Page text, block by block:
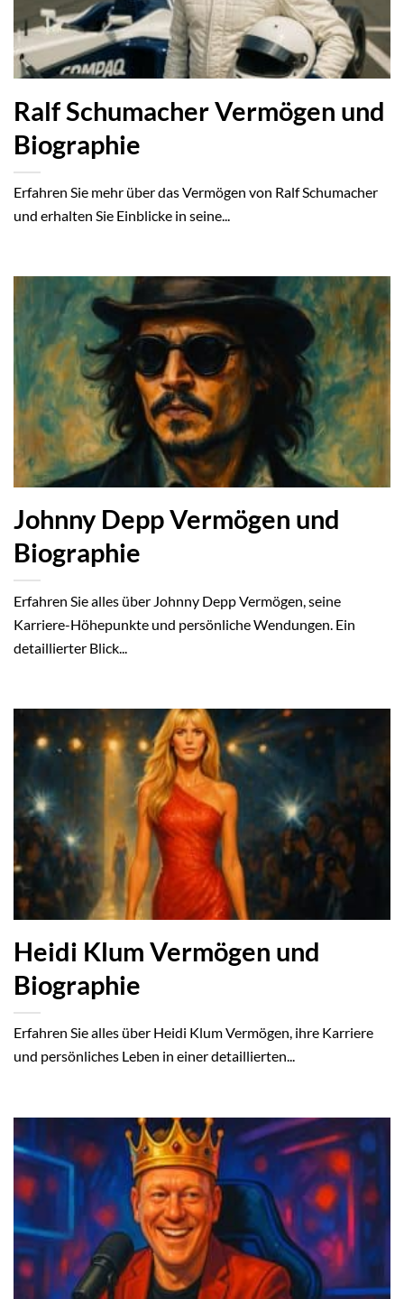
Ralf Schumacher Vermögen und
Biographie
Erfahren Sie mehr über das Vermögen von Ralf Schumacher
und erhalten Sie Einblicke in seine...
Johnny Depp Vermögen und
Biographie
Erfahren Sie alles über Johnny Depp Vermögen, seine
Karriere-Höhepunkte und persönliche Wendungen. Ein
detaillierter Blick...
Heidi Klum Vermögen und
Biographie
Erfahren Sie alles über Heidi Klum Vermögen, ihre Karriere
und persönliches Leben in einer detaillierten...